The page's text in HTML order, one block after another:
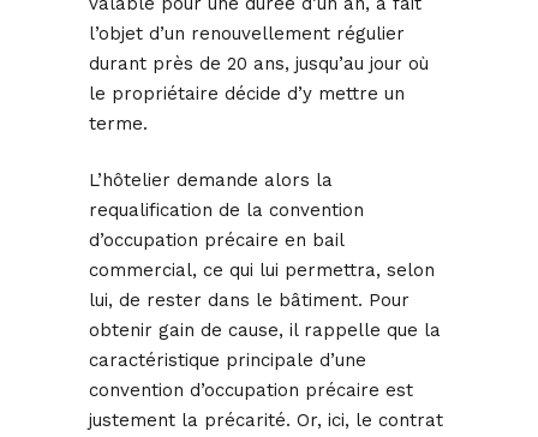
l’objet d’un renouvellement régulier
durant près de 20 ans, jusqu’au jour où
le propriétaire décide d’y mettre un
terme.
L’hôtelier demande alors la
requalification de la convention
d’occupation précaire en bail
commercial, ce qui lui permettra, selon
lui, de rester dans le bâtiment. Pour
obtenir gain de cause, il rappelle que la
caractéristique principale d’une
convention d’occupation précaire est
justement la précarité. Or, ici, le contrat